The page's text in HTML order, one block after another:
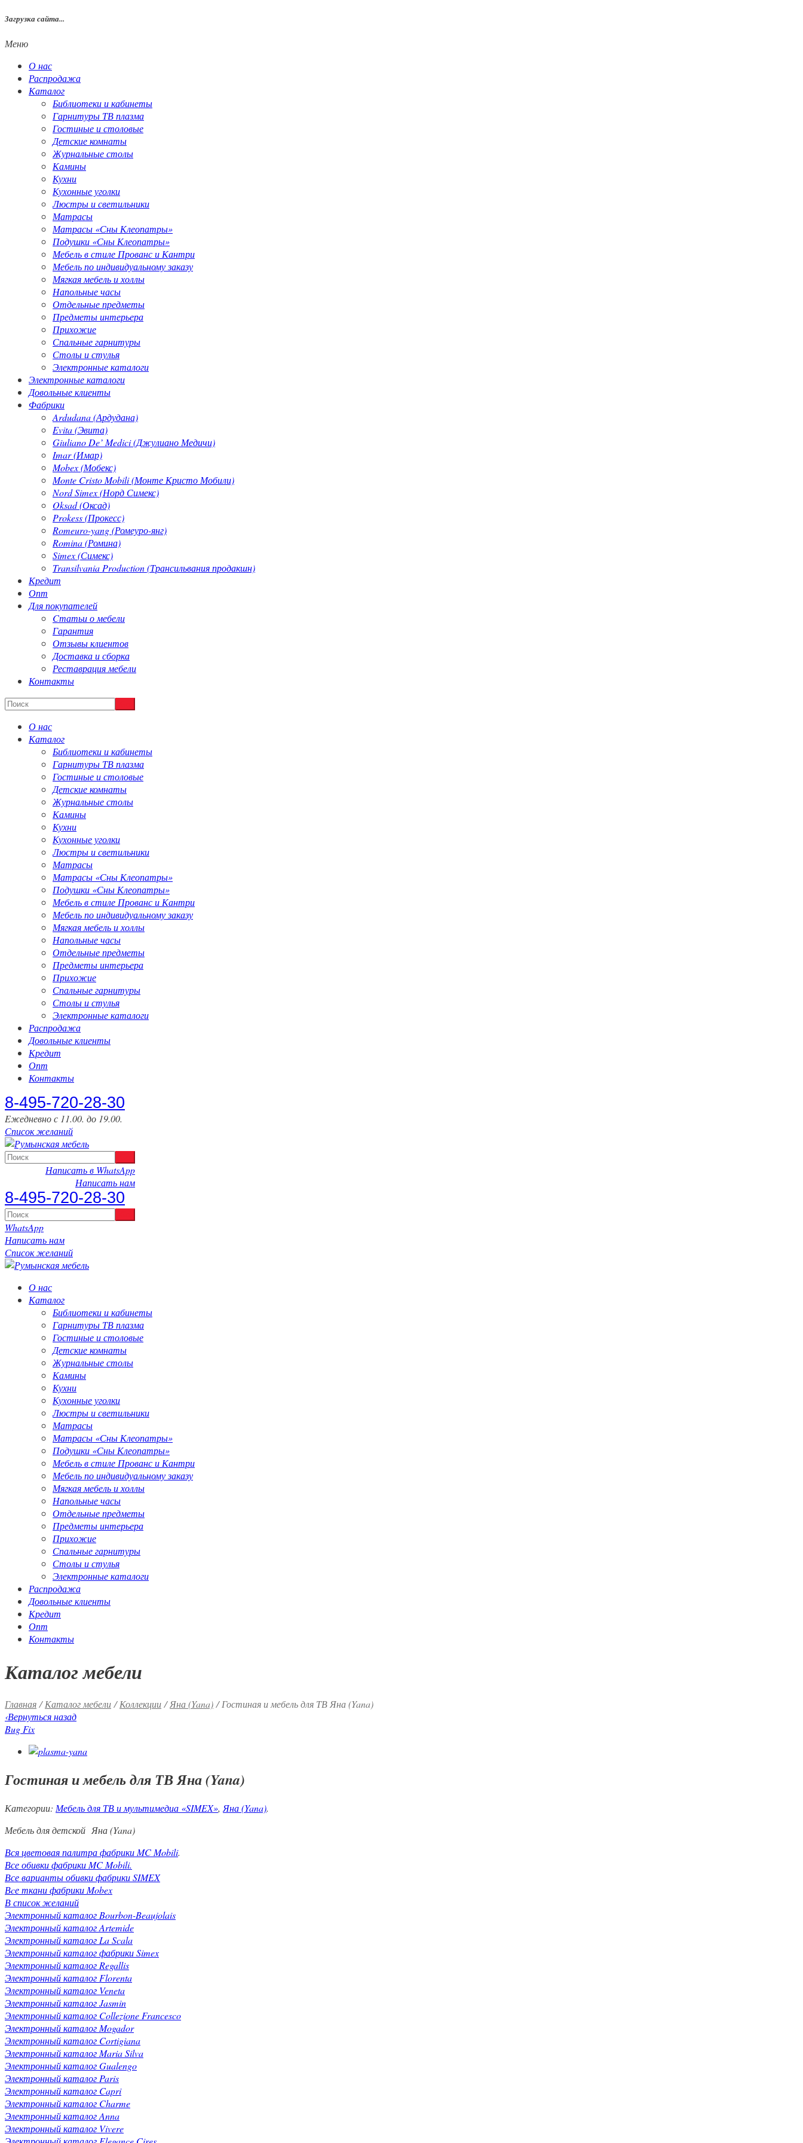
Загрузка сайта...
Меню
О нас
Распродажа
Каталог
Библиотеки и кабинеты
Гарнитуры ТВ плазма
Гостиные и столовые
Детские комнаты
Журнальные столы
Камины
Кухни
Кухонные уголки
Люстры и светильники
Матрасы
Матрасы «Сны Клеопатры»
Подушки «Сны Клеопатры»
Мебель в стиле Прованс и Кантри
Мебель по индивидуальному заказу
Мягкая мебель и холлы
Напольные часы
Отдельные предметы
Предметы интерьера
Прихожие
Спальные гарнитуры
Столы и стулья
Электронные каталоги
Электронные каталоги
Довольные клиенты
Фабрики
Ardudana (Ардудана)
Evita (Эвита)
Giuliano De’ Medici (Джулиано Медичи)
Imar (Имар)
Mobex (Мобекс)
Monte Cristo Mobili (Монте Кристо Мобили)
Nord Simex (Норд Симекс)
Oksad (Оксад)
Prokess (Прокесс)
Romeuro-yang (Ромеуро-янг)
Romina (Ромина)
Simex (Симекс)
Transilvania Production (Трансильвания продакшн)
Кредит
Опт
Для покупателей
Cтатьи о мебели
Гарантия
Отзывы клиентов
Доставка и сборка
Реставрация мебели
Контакты
О нас
Каталог
Библиотеки и кабинеты
Гарнитуры ТВ плазма
Гостиные и столовые
Детские комнаты
Журнальные столы
Камины
Кухни
Кухонные уголки
Люстры и светильники
Матрасы
Матрасы «Сны Клеопатры»
Подушки «Сны Клеопатры»
Мебель в стиле Прованс и Кантри
Мебель по индивидуальному заказу
Мягкая мебель и холлы
Напольные часы
Отдельные предметы
Предметы интерьера
Прихожие
Спальные гарнитуры
Столы и стулья
Электронные каталоги
Распродажа
Довольные клиенты
Кредит
Опт
Контакты
‎8-495-720-28-30
Eжедневно с 11.00. до 19.00.
Список желаний
Написать в WhatsApp
Написать нам
‎8-495-720-28-30
WhatsApp
Написать нам
Список желаний
О нас
Каталог
Библиотеки и кабинеты
Гарнитуры ТВ плазма
Гостиные и столовые
Детские комнаты
Журнальные столы
Камины
Кухни
Кухонные уголки
Люстры и светильники
Матрасы
Матрасы «Сны Клеопатры»
Подушки «Сны Клеопатры»
Мебель в стиле Прованс и Кантри
Мебель по индивидуальному заказу
Мягкая мебель и холлы
Напольные часы
Отдельные предметы
Предметы интерьера
Прихожие
Спальные гарнитуры
Столы и стулья
Электронные каталоги
Распродажа
Довольные клиенты
Кредит
Опт
Контакты
Каталог мебели
Главная/Каталог мебели/Коллекции/Яна (Yana)/ Гостиная и мебель для ТВ Яна (Yana)
‹Вернуться назад
Bug Fix
Гостиная и мебель для ТВ Яна (Yana)
Категории: Мебель для ТВ и мультимедиа «SIMEX», Яна (Yana).
Мебель для детской Яна (Yana)
Вся цветовая палитра фабрики MC Mobili.
Все обивки фабрики MC Mobili.
Все варианты обивки фабрики SIMEX
Вcе ткани фабрики Mobex
В список желаний
Электронный каталог Bourbon-Beaujolais
Электронный каталог Artemide
Электронный каталог La Scala
Электронный каталог фабрики Simex
Электронный каталог Regallis
Электронный каталог Florenta
Электронный каталог Veneta
Электронный каталог Jasmin
Электронный каталог Collezione Francesco
Электронный каталог Mogador
Электронный каталог Cortigiana
Электронный каталог Maria Silva
Электронный каталог Gualengo
Электронный каталог Paris
Электронный каталог Capri
Электронный каталог Charme
Электронный каталог Anna
Электронный каталог Vivere